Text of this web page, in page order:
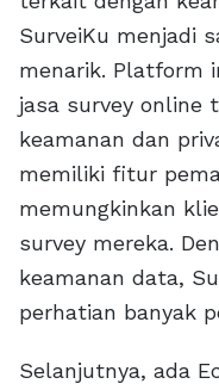
SurveiKu menjadi
menarik. Platform
jasa survey online
keamanan dan
memiliki fitur
memungkinkan
survey mereka.
keamanan data,
perhatian banyak
Selanjutnya, ada